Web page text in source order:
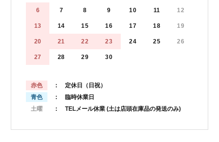
6 7 8 9 10 11 12
13 14 15 16 17 18 19
20 21 22 23 24 25 26
27 28 29 30
赤色
： 定休日（日祝）
青色
： 臨時休業日
土曜
： TELメール休業 (土は店頭在庫品の発送のみ)